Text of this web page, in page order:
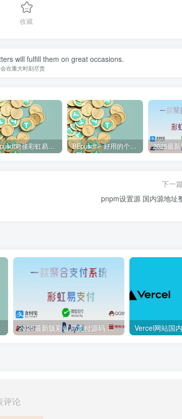
收藏
will fulfill them on great occasions.
在重大时刻尽责
BEpusdt对接彩虹易支付 – 易支付配置USDT支付接口图文教程 BEpusdt – 好用的个人自部署USDT/USDC收款网关 易支付USDT收款网关
下一
pnpm设置源 国内源地址
2025最新版彩虹易支付源码 彩虹易支付搭建教程 彩虹易支付配置 彩虹易支付部署文档
评论